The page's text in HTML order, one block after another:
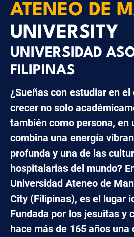
ATENEO DE
UNIVERSITY
UNIVERSIDAD
FILIPINAS
¿Sueñas con estudiar en
crecer no solo
también como persona, en
combina una energía
profunda y una de las
hospitalarias del mundo?
Universidad Ateneo de
City (Filipinas), es el lugar
Fundada por los jesuitas y
hace más de 165 años una